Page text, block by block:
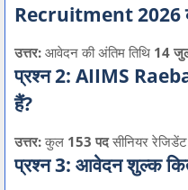
Recruitment 2026
उत्तर: आवेदन की अंतिम तिथि 14
प्रश्न 2: AIIMS
हैं?
उत्तर: कुल 153 पदसीनियर
प्रश्न 3: आवेदन शुल्क